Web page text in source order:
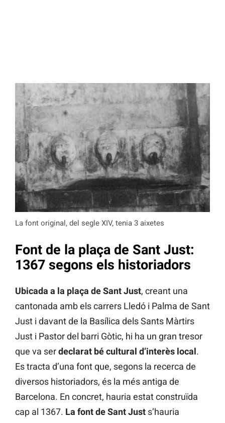
La font original, del segle XIV, tenia 3 aixetes
Font de la plaça de Sant Just:
1367 segons els historiadors
Ubicada a la plaça de Sant Just, creant una
cantonada amb els carrers Lledó i Palma de Sant
Just i davant de la Basílica dels Sants Màrtirs
Just i Pastor del barri Gòtic, hi ha un gran tresor
que va serdeclarat bé cultural d’interès local.
Es tracta d’una font que, segons la recerca de
diversos historiadors, és la més antiga de
Barcelona. En concret, hauria estat construïda
cap al 1367. La font de Sant Just s’hauria